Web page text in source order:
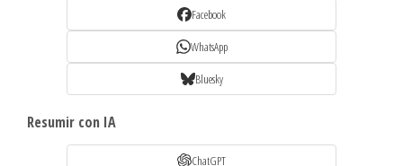
Facebook
WhatsApp
Bluesky
Resumir con IA
ChatGPT